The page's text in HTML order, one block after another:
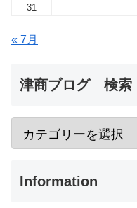
31
« 7月
津商ブログ 検索
Information